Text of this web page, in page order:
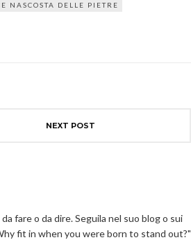
NASCOSTA DELLE PIETRE
NEXT POST
fare o da dire. Seguila nel suo blog o sui
fit in when you were born to stand out?"